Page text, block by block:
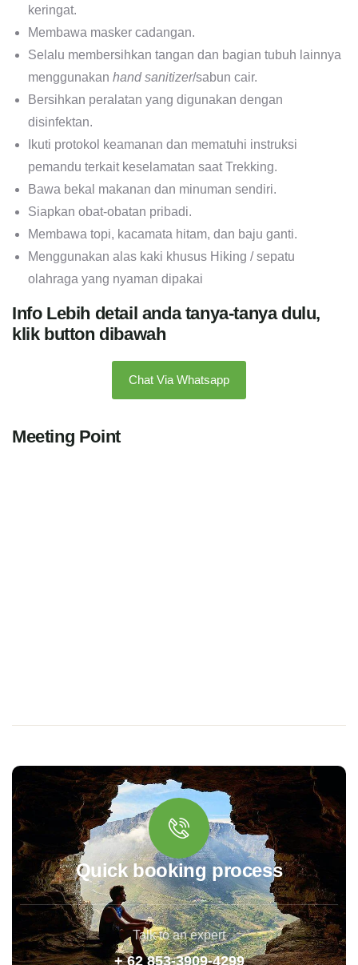
jangan Hiking saat tubuh tidak fit.
Pakai baju yang nyaman dan mudah menyerap
keringat.
Membawa masker cadangan.
Selalu membersihkan tangan dan bagian tubuh lainnya
menggunakan
Bersihkan peralatan yang digunakan dengan
disinfektan.
Ikuti protokol keamanan dan mematuhi instruksi
pemandu terkait keselamatan saat Trekking.
Bawa bekal makanan dan minuman sendiri.
Siapkan obat-obatan pribadi.
Membawa topi, kacamata hitam, dan baju ganti.
olahraga yang nyaman dipakai
Info Lebih detail anda tanya-tanya dulu,
klik button dibawah
Quick booking process